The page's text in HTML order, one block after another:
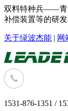
双料特种兵——青
补偿装置等的研发
关于绿波杰能 | 网
1531-876-1351 /